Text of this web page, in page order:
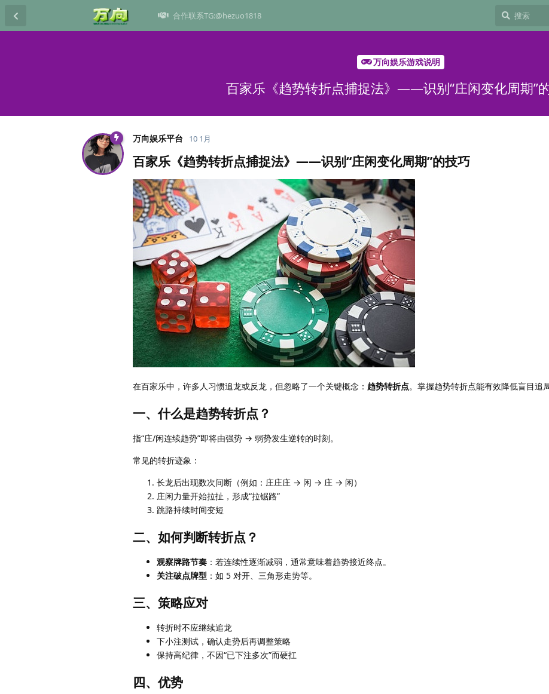
合作联系TG:@hezuo1818
万向娱乐游戏说明
百家乐《趋势转折点捕捉法》——识别“庄闲变化周期”
万向娱乐平台 10 1月
百家乐《趋势转折点捕捉法》——识别“庄闲变化周期”的技巧
在百家乐中，许多人习惯追龙或反龙，但忽略了一个关键概念： 趋势转折点。掌握趋势转折点能有效降低盲目追
一、什么是趋势转折点？
指“庄/闲连续趋势”即将由强势 → 弱势发生逆转的时刻。
常见的转折迹象：
长龙后出现数次间断（例如：庄庄庄 → 闲 → 庄 → 闲）
庄闲力量开始拉扯，形成“拉锯路”
跳路持续时间变短
二、如何判断转折点？
观察牌路节奏 ：若连续性逐渐减弱，通常意味着趋势接近终点。
关注破点牌型 ：如 5 对开、三角形走势等。
三、策略应对
转折时不应继续追龙
下小注测试，确认走势后再调整策略
保持高纪律，不因“已下注多次”而硬扛
四、优势